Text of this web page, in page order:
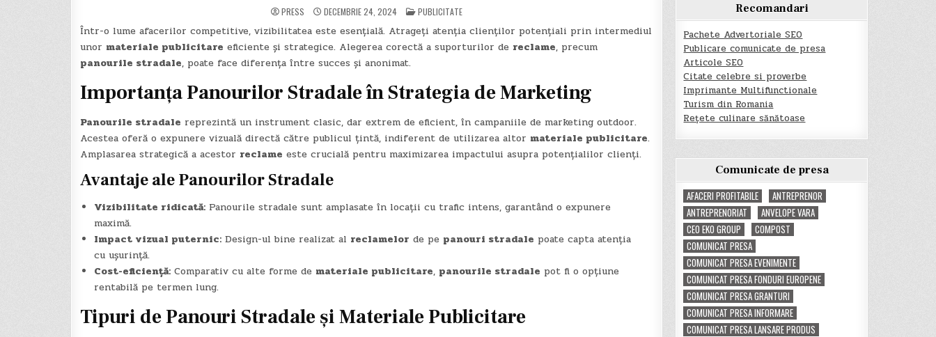
PRESS DECEMBRIE 24, 2024 POSTED
IN
PUBLICITATE
Într-o lume afacerilor competitive, vizibilitatea este esențială. Atrageți atenția clienților potențiali prin intermediul
unor materiale publicitare eficiente și strategice. Alegerea corectă a suporturilor de reclame, precum
panourile stradale, poate face diferența între succes și anonimat.
Importanța Panourilor Stradale în Strategia de Marketing
Panourile stradale reprezintă un instrument clasic, dar extrem de eficient, în campaniile de marketing outdoor.
Acestea oferă o expunere vizuală directă către publicul țintă, indiferent de utilizarea altor materiale publicitare.
Amplasarea strategică a acestor reclame este crucială pentru maximizarea impactului asupra potențialilor clienți.
Avantaje ale Panourilor Stradale
Vizibilitate ridicată:Panourile stradale sunt amplasate în locații cu trafic intens, garantând o expunere
maximă.
Impact vizual puternic:Design-ul bine realizat al reclamelor de pe panouri stradale poate capta atenția
cu ușurință.
Cost-eficiență:Comparativ cu alte forme de materiale publicitare, panourile stradale pot fi o opțiune
rentabilă pe termen lung.
Tipuri de Panouri Stradale și Materiale Publicitare
Recomandari
Pachete Advertoriale SEO
Publicare comunicate de presa
Articole SEO
Citate celebre si proverbe
Imprimante Multifunctionale
Turism din Romania
Rețete culinare sănătoase
Comunicate de presa
AFACERI PROFITABILE
ANTREPRENOR
ANTREPRENORIAT
ANVELOPE VARA
CEO EKO GROUP
COMPOST
COMUNICAT PRESA
COMUNICAT PRESA EVENIMENTE
COMUNICAT PRESA FONDURI EUROPENE
COMUNICAT PRESA GRANTURI
COMUNICAT PRESA INFORMARE
COMUNICAT PRESA LANSARE PRODUS